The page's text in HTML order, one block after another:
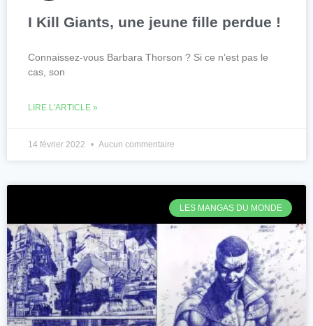
I Kill Giants, une jeune fille perdue !
Connaissez-vous Barbara Thorson ? Si ce n’est pas le
cas, son
LIRE L'ARTICLE »
14 février 2022 Aucun commentaire
LES MANGAS DU MONDE